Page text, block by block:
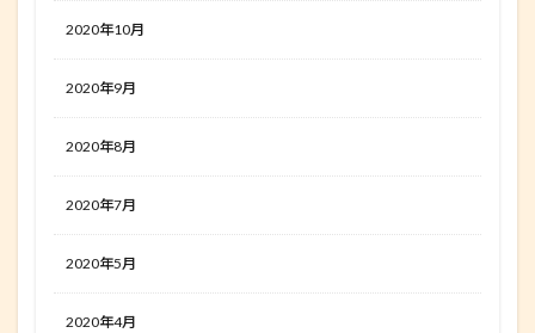
2020年10月
2020年9月
2020年8月
2020年7月
2020年5月
2020年4月